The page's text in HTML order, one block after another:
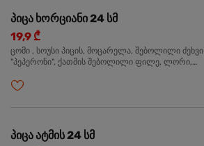
პიცა ხორციანი 24 სმ
19,9 ₾
ცომი , სოუსი პიცის, მოცარელა, შებოლილი ძეხვი
"პეპერონი", ქათმის შებოლილი ფილე, ლორი,
პიცა ატმის 24 სმ